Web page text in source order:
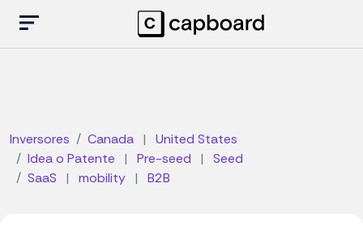
Inversores Canada |
United States
Idea o Patente
| Pre-seed |
Seed
SaaS
| mobility | B2B